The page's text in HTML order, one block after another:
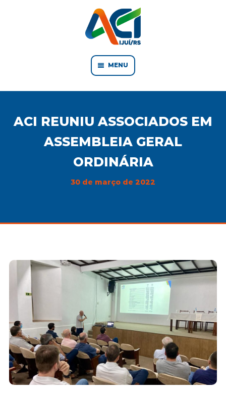
MENU
ACI REUNIU ASSOCIADOS EM
ASSEMBLEIA GERAL
ORDINÁRIA
30 de março de 2022